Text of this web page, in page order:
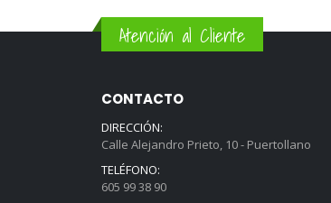
Atención al Cliente
CONTACTO
DIRECCIÓN:
Calle Alejandro Prieto, 10 - Puertollano
TELÉFONO:
605 99 38 90